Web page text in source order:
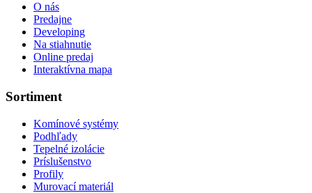
O nás
Predajne
Developing
Na stiahnutie
Online predaj
Interaktívna mapa
Sortiment
Komínové systémy
Podhľady
Tepelné izolácie
Príslušenstvo
Profily
Murovací materiál